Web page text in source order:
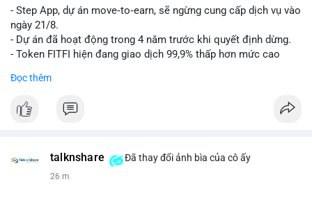
Lời khuyên cho nhà đầu tư nhỏ lẻ: Theo dõi xác nhận của giao
dịch này. Nếu BTC tiếp tục bị rút khỏi sàn với tần suất tăng, đó
là tín hiệu tích cực cho xu hướng tăng giá. Hạn chế hành động
- Step App, dự án move‑to‑earn, sẽ ngừng cung cấp dịch vụ vào
ngày 21/8.
- Dự án đã hoạt động trong 4 năm trước khi quyết định dừng.
- Token FITFI hiện đang giao dịch 99,9% thấp hơn mức cao
#vlikevn #titanbot
Đọc thêm
talknshare Đã thay đổi ảnh bìa của cô ấy
26 m